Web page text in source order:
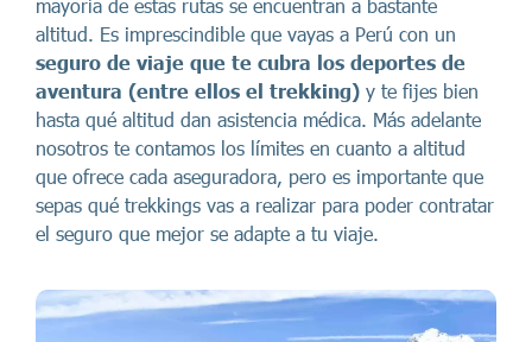
mayoría de estas rutas se encuentran a bastante
altitud. Es imprescindible que vayas a Perú con un
seguro de viaje que te cubra los deportes de
aventura (entre ellos el trekking) y te fijes bien
hasta qué altitud dan asistencia médica. Más adelante
nosotros te contamos los límites en cuanto a altitud
que ofrece cada aseguradora, pero es importante que
sepas qué trekkings vas a realizar para poder contratar
el seguro que mejor se adapte a tu viaje.